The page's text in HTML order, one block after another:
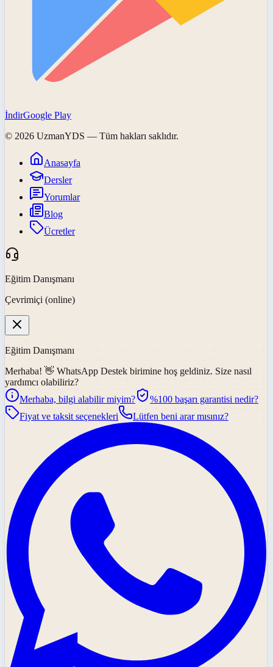
İndirGoogle Play
© 2026 UzmanYDS — Tüm hakları saklıdır.
Anasayfa
Dersler
Yorumlar
Blog
Ücretler
Eğitim Danışmanı
Çevrimiçi (online)
Eğitim Danışmanı
Merhaba! 👋 WhatsApp Destek birimine hoş geldiniz. Size nasıl
yardımcı olabiliriz?
Merhaba, bilgi alabilir miyim?
%100 başarı garantisi nedir?
Fiyat ve taksit seçenekleri
Lütfen beni arar mısınız?